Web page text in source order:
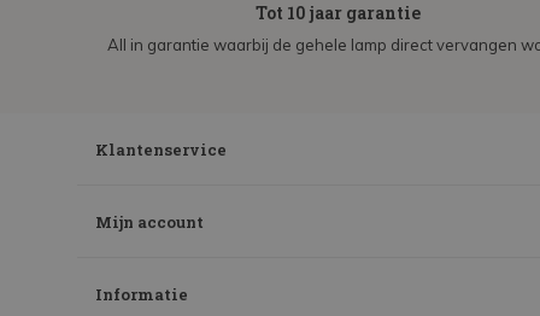
Tot 10 jaar garantie
All in garantie waarbij de gehele lamp direct vervangen
Klantenservice
Mijn account
Informatie